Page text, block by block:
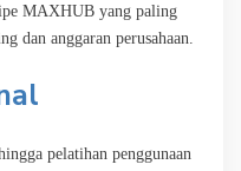
MAXHUB yang paling
dan anggaran perusahaan.
pelatihan penggunaan